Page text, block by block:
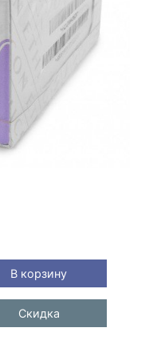
В корзину
Скидка